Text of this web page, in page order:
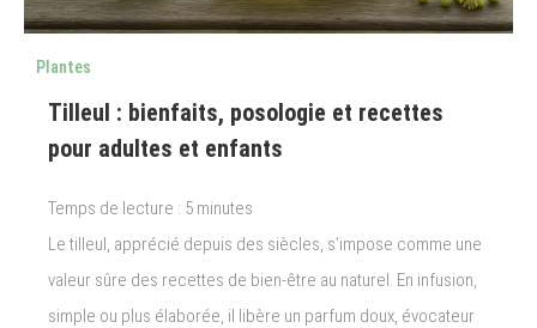
Plantes
Tilleul : bienfaits, posologie et recettes
pour adultes et enfants
Temps de lecture : 5 minutes
Le tilleul, apprécié depuis des siècles, s’impose comme une
valeur sûre des recettes de bien-être au naturel. En infusion,
simple ou plus élaborée, il libère un parfum doux, évocateur